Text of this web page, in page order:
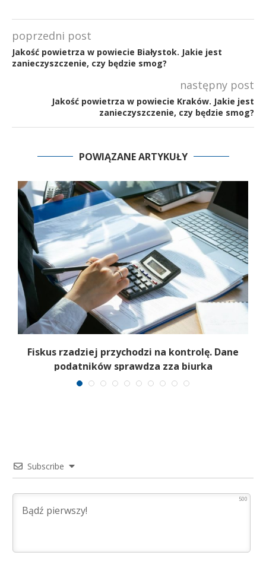
poprzedni post
Jakość powietrza w powiecie Białystok. Jakie jest
zanieczyszczenie, czy będzie smog?
następny post
Jakość powietrza w powiecie Kraków. Jakie jest
zanieczyszczenie, czy będzie smog?
POWIĄZANE ARTYKUŁY
Fiskus rzadziej przychodzi na kontrolę. Dane
podatników sprawdza zza biurka
Subscribe
500